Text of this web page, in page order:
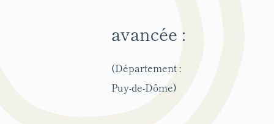
avancée :
(Département :
Puy-de-Dôme)